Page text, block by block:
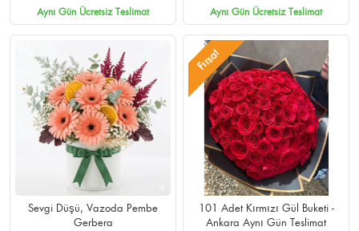
Aynı Gün Ücretsiz Teslimat Aynı Gün Ücretsiz Teslimat
Sevgi Düşü, Vazoda Pembe
Gerbera
Fırsat
101 Adet Kırmızı Gül Buketi -
Ankara Aynı Gün Teslimat